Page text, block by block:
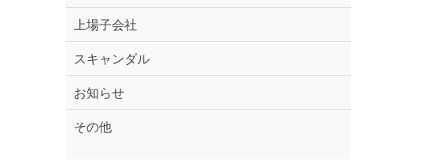
上場子会社
スキャンダル
お知らせ
その他